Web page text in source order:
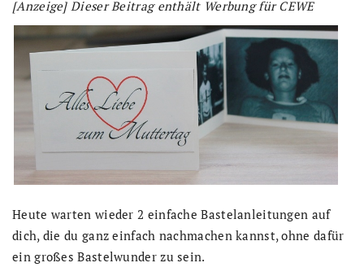
[Anzeige] Dieser Beitrag enthält Werbung für CEWE
Heute warten wieder 2 einfache Bastelanleitungen auf
dich, die du ganz einfach nachmachen kannst, ohne dafür
ein großes Bastelwunder zu sein.